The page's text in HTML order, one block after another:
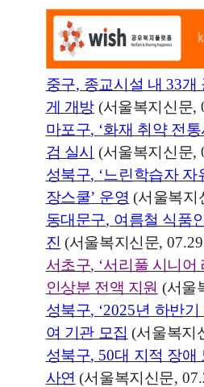
중구, 종교시설 내 33개
게 개방 (서울복지신문,
마포구, ‘화재 취약 전
검 실시
(서울복지신문,
성북구, ‘느린학습자 자
장스쿨’ 운영 (서울복지
동대문구, 여름철 식품
진 (서울복지신문,
서초구, ‘서리풀 시니어
인상분 전액 지원 (서울
성북구, ‘2025년 하반기
여 기관 모집 (서울복지
성북구, 50대 지적 장애
사연 (서울복지신문,